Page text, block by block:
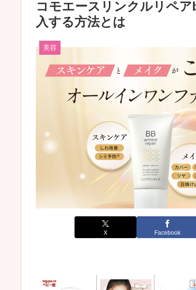
コモエースリンクルリペ
入する方法とは
美容
X Facebook